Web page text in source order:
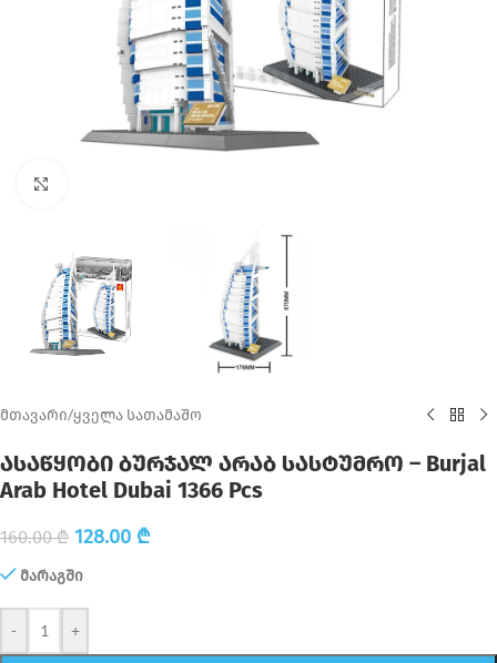
მთავარი/ყველა სათამაშო
ასაწყობი ბურჯალ არაბ სასტუმრო – Burjal
Arab Hotel Dubai 1366 Pcs
160.00₾ 128.00 ₾
მარაგში
- +